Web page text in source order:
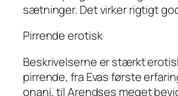
sætninger. Det virker rigtigt
Pirrende erotisk
Beskrivelserne er stærkt
pirrende, fra Evas første
onani, til Arendses meget